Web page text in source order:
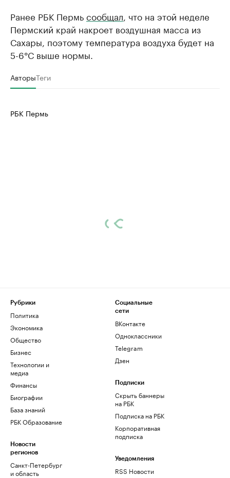
Ранее РБК Пермьсообщал , что на этой неделе
Пермский край накроет воздушная масса из
Сахары, поэтому температура воздуха будет на
5-6°С выше нормы.
АвторыТеги
РБК Пермь
Рубрики
Политика
Экономика
Общество
Бизнес
Технологии и
медиа
Финансы
Биографии
База знаний
РБК Образование
Новости
регионов
Санкт-Петербург
и область
Социальные
сети
ВКонтакте
Одноклассники
Telegram
Дзен
Подписки
Скрыть баннеры
на РБК
Подписка на РБК
Корпоративная
подписка
Уведомления
RSS Новости